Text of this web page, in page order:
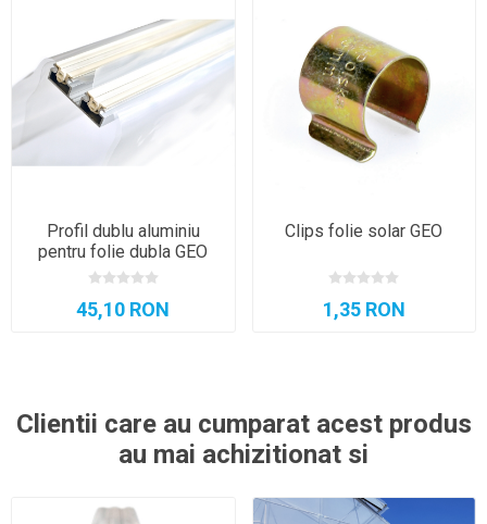
Profil dublu aluminiu
pentru folie dubla GEO
45,10 RON
Clips folie solar GEO
1,35 RON
Clientii care au cumparat acest produs
au mai achizitionat si